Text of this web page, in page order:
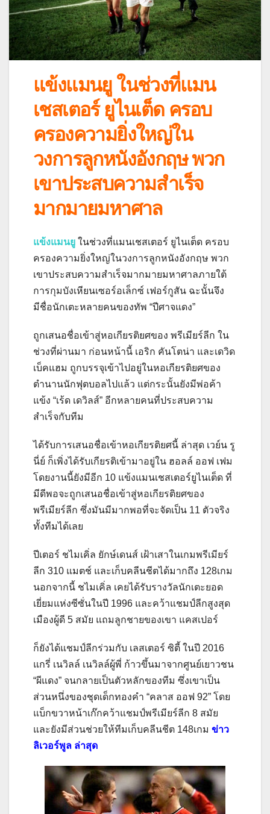
แข้งแมนยู ในช่วงที่แมน
เชสเตอร์ ยูไนเต็ด ครอบ
ครองความยิ่งใหญ่ใน
วงการลูกหนังอังกฤษ พวก
เขาประสบความสำเร็จ
มากมายมหาศาล
แข้งแมนยู ในช่วงที่แมนเชสเตอร์ ยูไนเต็ด ครอบ
ครองความยิ่งใหญ่ในวงการลูกหนังอังกฤษ พวก
เขาประสบความสำเร็จมากมายมหาศาลภายใต้
การกุมบังเหียนเซอร์อเล็กซ์ เฟอร์กูสัน ฉะนั้นจึง
มีชื่อนักเตะหลายคนของทัพ “ปีศาจแดง”
ถูกเสนอชื่อเข้าสู่หอเกียรติยศของ พรีเมียร์ลีก ใน
ช่วงที่ผ่านมา ก่อนหน้านี้ เอริก คันโตน่า และเดวิด
เบ็คแฮม ถูกบรรจุเข้าไปอยู่ในหอเกียรติยศของ
ตำนานนักฟุตบอลไปแล้ว แต่กระนั้นยังมีพ่อค้า
แข้ง “เร้ด เดวิลส์” อีกหลายคนที่ประสบความ
สำเร็จกับทีม
ได้รับการเสนอชื่อเข้าหอเกียรติยศนี้ ล่าสุด เวย์น รู
นี่ย์ ก็เพิ่งได้รับเกียรติเข้ามาอยู่ใน ฮอลล์ ออฟ เฟม
โดยงานนี้ยังมีอีก 10 แข้งแมนเชสเตอร์ยูไนเต็ด ที่
มีดีพอจะถูกเสนอชื่อเข้าสู่หอเกียรติยศของ
พรีเมียร์ลีก ซึ่งมันมีมากพอที่จะจัดเป็น 11 ตัวจริง
ทั้งทีมได้เลย
ปีเตอร์ ชไมเคิ่ล ยักษ์เดนส์ เฝ้าเสาในเกมพรีเมียร์
ลีก 310 แมตช์ และเก็บคลีนชีตได้มากถึง 128เกม
นอกจากนี้ ชไมเคิ่ล เคยได้รับรางวัลนักเตะยอด
เยี่ยมแห่งซีซั่นในปี 1996 และคว้าแชมป์ลีกสูงสุด
เมืองผู้ดี 5 สมัย แถมลูกชายของเขา แคสเปอร์
ก็ยังได้แชมป์ลีกร่วมกับ เลสเตอร์ ซิตี้ ในปี 2016
แกรี่ เนวิลล์ เนวิลล์ผู้พี่ ก้าวขึ้นมาจากศูนย์เยาวชน
“ผีแดง” จนกลายเป็นตัวหลักของทีม ซึ่งเขาเป็น
ส่วนหนึ่งของชุดเด็กทองคำ “คลาส ออฟ 92” โดย
แบ็กขวาหน้าเก๊กคว้าแชมป์พรีเมียร์ลีก 8 สมัย
และยังมีส่วนช่วยให้ทีมเก็บคลีนชีต 148เกม ข่าว
ลิเวอร์พูล ล่าสุด